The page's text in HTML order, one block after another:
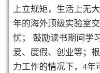
上立规矩，生活上无
年的海外顶级实验室
忧； 鼓励读书期间学
爱、度假、创业等；
力工作的情况下，4年